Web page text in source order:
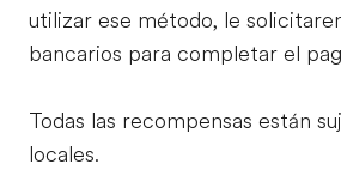
utilizar ese método, le
bancarios para completar el
Todas las recompensas están
locales.